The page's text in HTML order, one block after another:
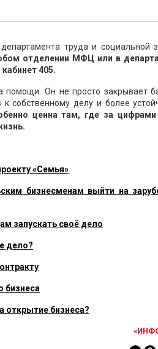
труда и социальной
отделении МФЦ или в
405.
помощи. Он не просто закрывает
собственному делу и более
ценна там, где за цифрами
«Семья»
бизнесменам выйти на
запускать своё дело
дело?
бизнеса
открытие бизнеса?